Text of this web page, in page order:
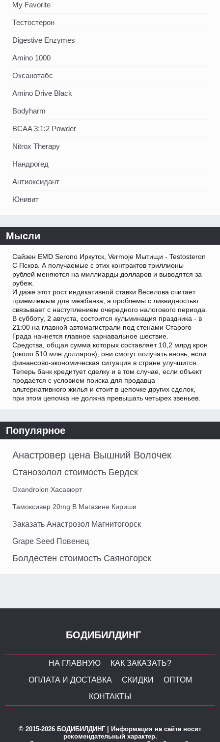
My Favorite
Тестостерон
Digestive Enzymes
Amino 1000
Оксанотабс
Amino Drive Black
Bodyharm
BCAA 3:1:2 Powder
Nitrox Therapy
Нандрогед
Антиоксидант
Юнивит
Мысли
Сайзен EMD Serono Иркутск, Vermoje Мытищи - Testosteron
C Псков. А получаемые с этих контрактов триллионы
рублей меняются на миллиарды долларов и выводятся за
рубеж.
И даже этот рост индикативной ставки Веселова считает
приемлемым для межбанка, а проблемы с ликвидностью
связывает с наступлением очередного налогового периода.
В субботу, 2 августа, состоится кульминация праздника - в
21:00 на главной автомагистрали под стенами Старого
Града начнется главное карнавальное шествие.
Средства, общая сумма которых составляет 10,2 млрд крон
(около 510 млн долларов), они смогут получать вновь, если
финансово-экономическая ситуация в стране улучшится.
Теперь банк кредитует сделку и в том случае, если объект
продается с условием поиска для продавца
альтернативного жилья и стоит в цепочке других сделок,
при этом цепочка не должна превышать четырех звеньев.
Популярное
Анастровер цена Вышний Волочек
Станозолол стоимость Бердск
Oxandrolon Хасавюрт
Тамоксивер 20mg В Магазине Кириши
Заказать Анастрозол Магнитогорск
Grape Seed Повенец
Болдестен стоимость Саяногорск
БОДИБИЛДИНГ
НА ГЛАВНУЮ
КАК ЗАКАЗАТЬ?
ОПЛАТА И ДОСТАВКА
СКИДКИ
ОПТОМ
КОНТАКТЫ
© 2015-2026 БОДИБИЛДИНГ | Информация на сайте носит
рекомендательный характер.